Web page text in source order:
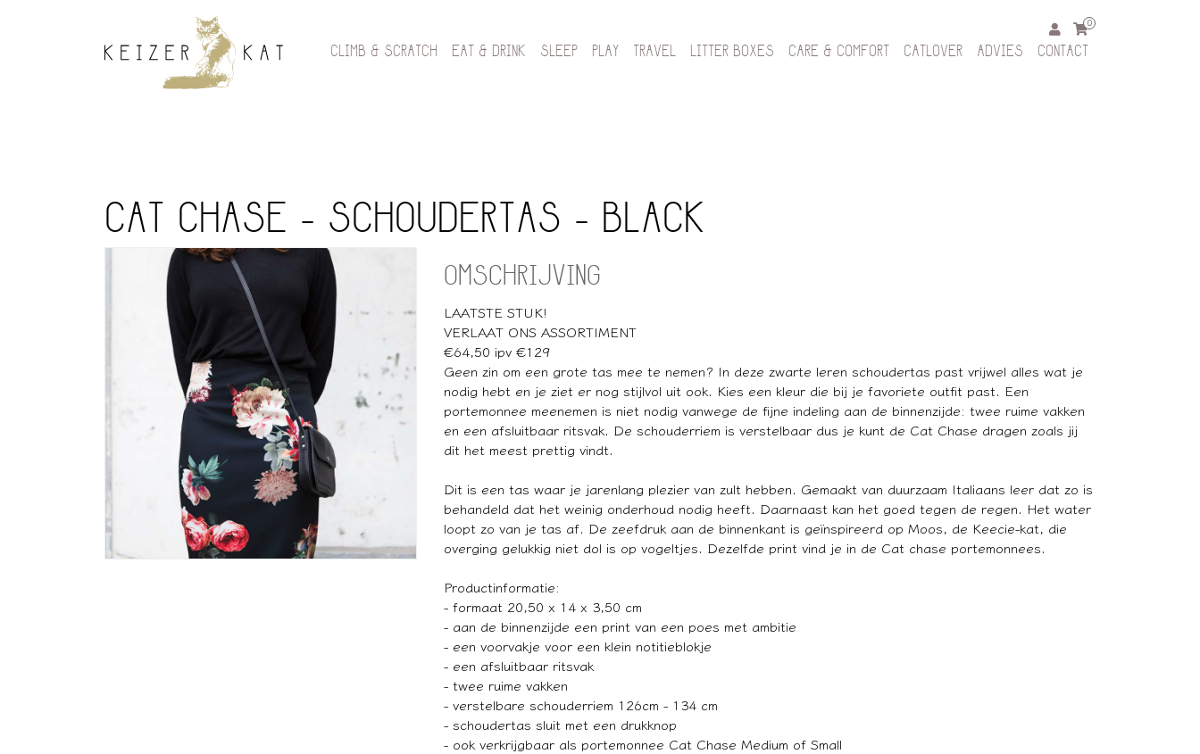
0
CLIMB & SCRATCH EAT & DRINK SLEEP PLAY TRAVEL LITTER BOXES CARE & COMFORT CATLOVER ADVIES CONTACT
CAT CHASE - SCHOUDERTAS - BLACK
OMSCHRIJVING
LAATSTE STUK!
VERLAAT ONS ASSORTIMENT
€64,50 ipv €129
Geen zin om een grote tas mee te nemen? In deze zwarte leren schoudertas past vrijwel alles wat je
nodig hebt en je ziet er nog stijlvol uit ook. Kies een kleur die bij je favoriete outfit past. Een
portemonnee meenemen is niet nodig vanwege de fijne indeling aan de binnenzijde: twee ruime vakken
en een afsluitbaar ritsvak. De schouderriem is verstelbaar dus je kunt de Cat Chase dragen zoals jij
dit het meest prettig vindt.
Dit is een tas waar je jarenlang plezier van zult hebben. Gemaakt van duurzaam Italiaans leer dat zo is
behandeld dat het weinig onderhoud nodig heeft. Daarnaast kan het goed tegen de regen. Het water
loopt zo van je tas af. De zeefdruk aan de binnenkant is geïnspireerd op Moos, de Keecie-kat, die
overging gelukkig niet dol is op vogeltjes. Dezelfde print vind je in de Cat chase portemonnees.
Productinformatie:
- formaat 20,50 x 14 x 3,50 cm
- aan de binnenzijde een print van een poes met ambitie
- een voorvakje voor een klein notitieblokje
- een afsluitbaar ritsvak
- twee ruime vakken
- verstelbare schouderriem 126cm - 134 cm
- schoudertas sluit met een drukknop
- ook verkrijgbaar als portemonnee Cat Chase Medium of Small